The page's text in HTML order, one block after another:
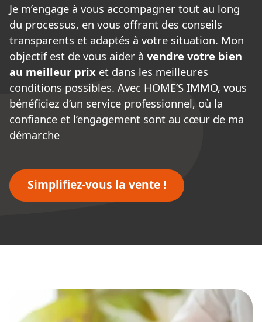
Je m’engage à vous accompagner tout au long
du processus, en vous offrant des conseils
transparents et adaptés à votre situation. Mon
objectif est de vous aider à vendre votre bien
au meilleur prix et dans les meilleures
conditions possibles. Avec HOME’S IMMO, vous
bénéficiez d’un service professionnel, où la
confiance et l’engagement sont au cœur de ma
démarche
Simplifiez-vous la vente !